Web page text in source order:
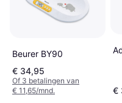
Beurer BY90
€ 34,95
Of 3 betalingen van
€ 11,65/mnd.
€